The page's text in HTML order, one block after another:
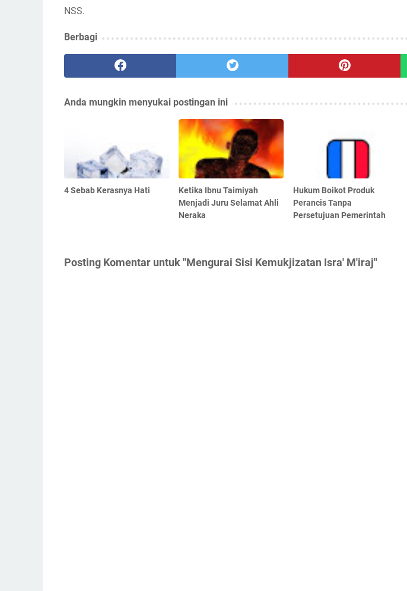
NSS.
Berbagi
Anda mungkin menyukai postingan ini
4 Sebab Kerasnya Hati
Ketika Ibnu Taimiyah
Menjadi Juru Selamat Ahli
Neraka
Hukum Boikot Produk
Perancis Tanpa
Persetujuan Pemerintah
Posting Komentar untuk "Mengurai Sisi Kemukjizatan Isra' M'iraj"